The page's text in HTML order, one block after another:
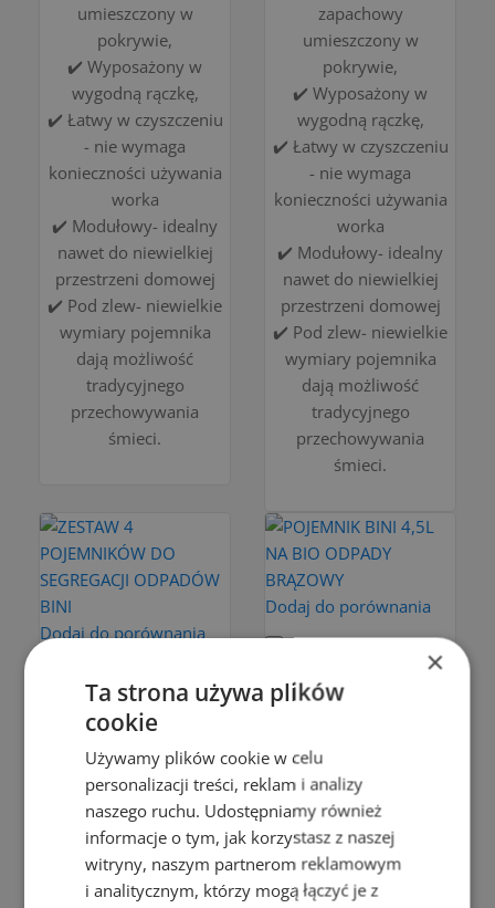
umieszczony w
pokrywie,
✔️ Wyposażony w
wygodną rączkę,
✔️ Łatwy w czyszczeniu
- nie wymaga
konieczności używania
worka
✔️ Modułowy- idealny
nawet do niewielkiej
przestrzeni domowej
✔️ Pod zlew- niewielkie
wymiary pojemnika
dają możliwość
tradycyjnego
przechowywania
śmieci.
zapachowy
umieszczony w
pokrywie,
✔️ Wyposażony w
wygodną rączkę,
✔️ Łatwy w czyszczeniu
- nie wymaga
konieczności używania
worka
✔️ Modułowy- idealny
nawet do niewielkiej
przestrzeni domowej
✔️ Pod zlew- niewielkie
wymiary pojemnika
dają możliwość
tradycyjnego
przechowywania
śmieci.
Dodaj do porównania
Do koszyka
ZESTAW 4
POJEMNIKÓW
DO
SEGREGACJI
ODPADÓW
Dodaj do porównania
POJEMNIK
BINI 4,5L NA
BIO
ODPADY
BRĄZOWY
17,99 zł
×
Ta strona używa plików
cookie
Używamy plików cookie w celu
personalizacji treści, reklam i analizy
naszego ruchu. Udostępniamy również
informacje o tym, jak korzystasz z naszej
witryny, naszym partnerom reklamowym
i analitycznym, którzy mogą łączyć je z